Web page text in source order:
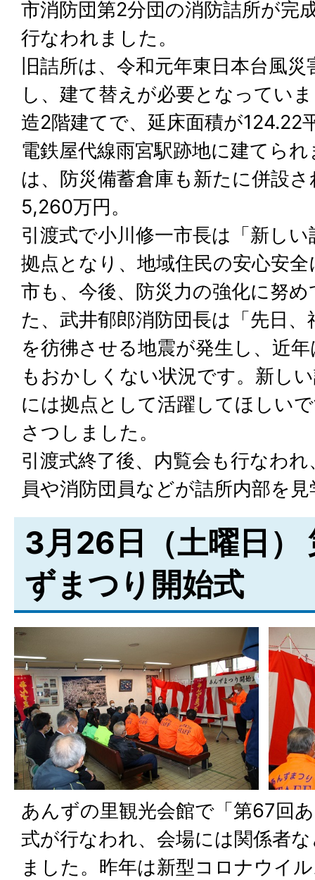
市消防団第2分団の消防詰所が完
行なわれました。
旧詰所は、令和元年東日本台風
し、建て替えが必要となってい
造2階建てで、延床面積が124.22
電鉄屋代線雨宮駅跡地に建てら
は、防災備蓄倉庫も新たに併設
5,260万円。
引渡式で小川修一市長は「新し
拠点となり、地域住民の安心安
市も、今後、防災力の強化に努
た、武井郁郎消防団長は「先日
を彷彿させる地震が発生し、近
もおかしくない状況です。新し
には拠点として活躍してほしい
さつしました。
引渡式終了後、内覧会も行なわ
員や消防団員などが詰所内部を
3月26日（土曜日）
ずまつり開始式
あんずの里観光会館で「第67回
式が行なわれ、会場には関係者
ました。昨年は新型コロナウイ